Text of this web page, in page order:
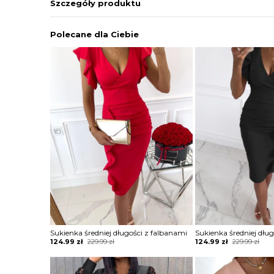
Szczegóły produktu
Polecane dla Ciebie
Sukienka średniej długości z falbanami
229.99zł
Original
was:
229.99 zł.
124.99 zł
Current
is:
124.99 zł.
Sukienka średniej
229.99zł
Original
was:
229.99 zł.
124.99 zł
Current
is:
124.99 zł.